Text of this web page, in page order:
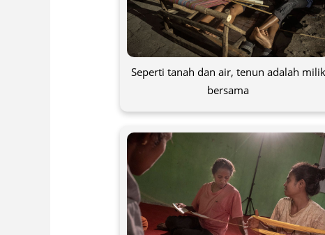
Seperti tanah dan air, tenun adalah milik
bersama